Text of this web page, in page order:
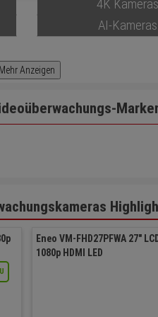
4K Kameras
AI-Kameras
Mehr Anzeigen
Eneo VM-FHD27PFWA 27"
1080p HDMI LED